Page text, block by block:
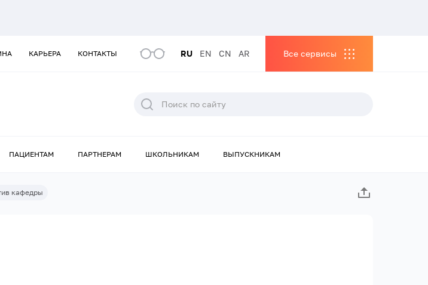
КАРЬЕРА КОНТАКТЫ RU EN CN AR Все сервисы
ПАЦИЕНТАМ ПАРТНЕРАМ ШКОЛЬНИКАМ ВЫПУСКНИКАМ
кафедры